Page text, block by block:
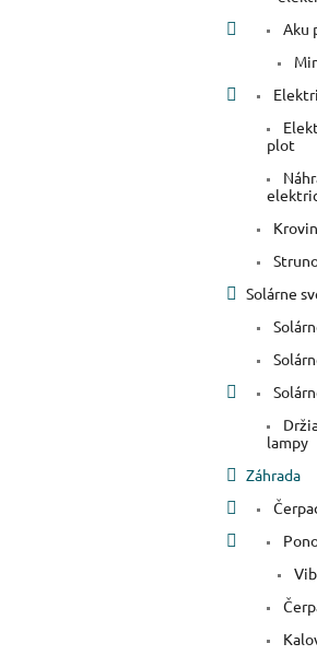
Aku
plot
Solárne
lampy
Záhrada